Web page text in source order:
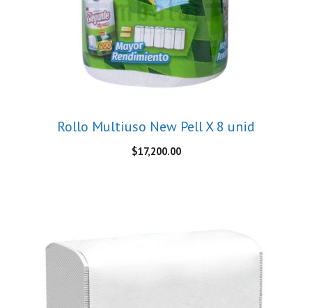
Rollo Multiuso New Pell X 8 unid
$17,200.00